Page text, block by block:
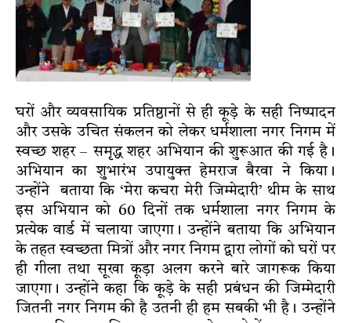
घरों और व्यवसायिक प्रतिष्ठानों से ही कूड़े के सही निष्पादन
और उसके उचित संकलन को लेकर धर्मशाला नगर निगम में
स्वच्छ शहर – समृद्ध शहर अभियान की शुरूआत की गई है।
अभियान का शुभारंभ उपायुक्त हेमराज बैरवा ने किया।
उन्होंने बताया कि ‘मेरा कचरा मेरी जिम्मेदारी’ थीम के साथ
इस अभियान को 60 दिनों तक धर्मशाला नगर निगम के
प्रत्येक वार्ड में चलाया जाएगा। उन्होंने बताया कि अभियान
के तहत स्वच्छता मित्रों और नगर निगम द्वारा लोगों को घरों पर
ही गीला तथा सूखा कूड़ा अलग करने बारे जागरूक किया
जाएगा। उन्होंने कहा कि कूड़े के सही प्रबंधन की जिम्मेदारी
जितनी नगर निगम की है उतनी ही हम सबकी भी है। उन्होंने